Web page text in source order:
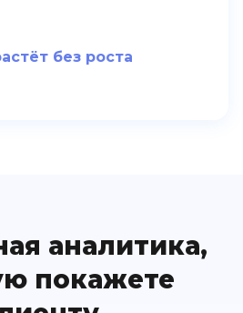
без роста
аналитика,
покажете